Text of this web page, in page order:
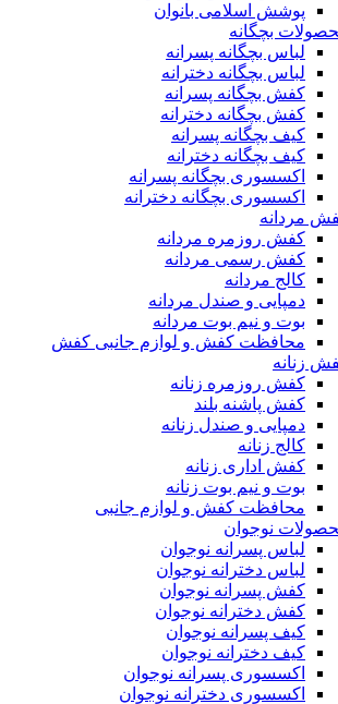
پوشش اسلامی بانوان
بچگانه
لباس بچگانه پسرانه
لباس بچگانه دخترانه
کفش بچگانه پسرانه
کفش بچگانه دخترانه
کیف بچگانه پسرانه
کیف بچگانه دخترانه
اکسسوری بچگانه پسرانه
اکسسوری بچگانه دخترانه
مردانه
کفش روزمره مردانه
کفش رسمی مردانه
کالج مردانه
دمپایی و صندل مردانه
بوت و نیم بوت مردانه
محافظت کفش و لوازم جانبی کفش
زنانه
کفش روزمره زنانه
کفش پاشنه بلند
دمپایی و صندل زنانه
کالج زنانه
کفش اداری زنانه
بوت و نیم بوت زنانه
محافظت کفش و لوازم جانبی
نوجوان
لباس پسرانه نوجوان
لباس دخترانه نوجوان
کفش پسرانه نوجوان
کفش دخترانه نوجوان
کیف پسرانه نوجوان
کیف دخترانه نوجوان
اکسسوری پسرانه نوجوان
اکسسوری دخترانه نوجوان